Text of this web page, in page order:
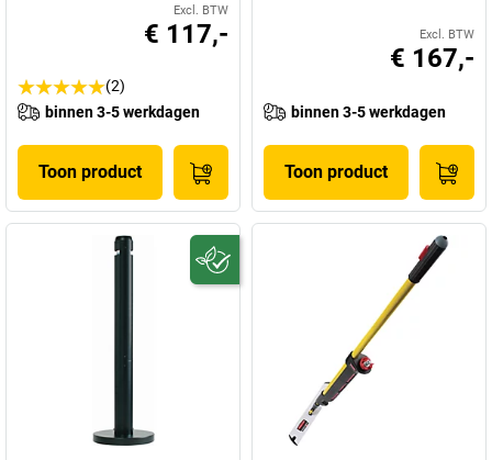
Excl. BTW
€ 117,-
(2)
binnen 3-5 werkdagen
Toon product
Excl. BTW
€ 167,-
binnen 3-5 werkdagen
Toon product